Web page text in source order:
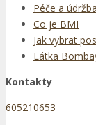
Péče a
Co je BMI
Jak vybrat
Látka
Kontakty
605210653